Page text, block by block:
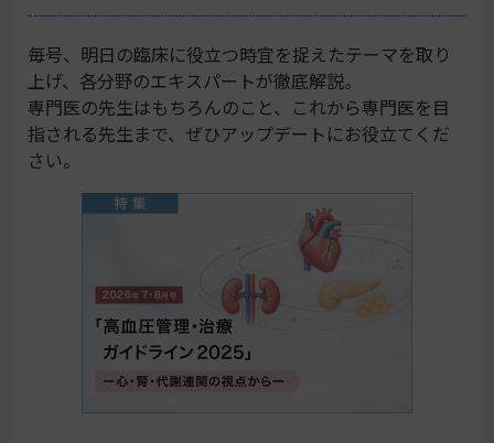
毎号、明日の臨床に役立つ時宜を捉えたテーマを取り
上げ、各分野のエキスパートが徹底解説。
専門医の先生はもちろんのこと、これから専門医を目
指される先生まで、ぜひアップデートにお役立てくだ
さい。